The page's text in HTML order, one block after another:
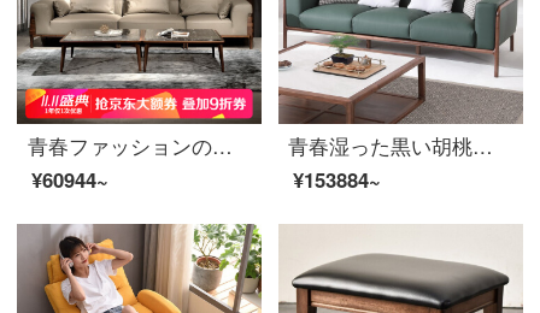
青春ファッションの黒胡桃の木のダウンジャケットの木の頭層の真皮のソファーの組み合わせ北欧のデザイナーのリビングルームの家具は手すりの中間位がありません（100*100*68）
¥60944~
青春湿った黒い胡桃の木の真皮のソファーの実の木のソファーの北欧のイタリア式の客間のソファーの3人の位（2.4 m）
¥153884~